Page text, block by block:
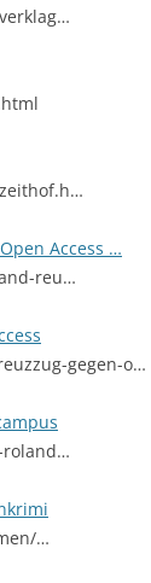
Access …
reu…
gegen-o…
…